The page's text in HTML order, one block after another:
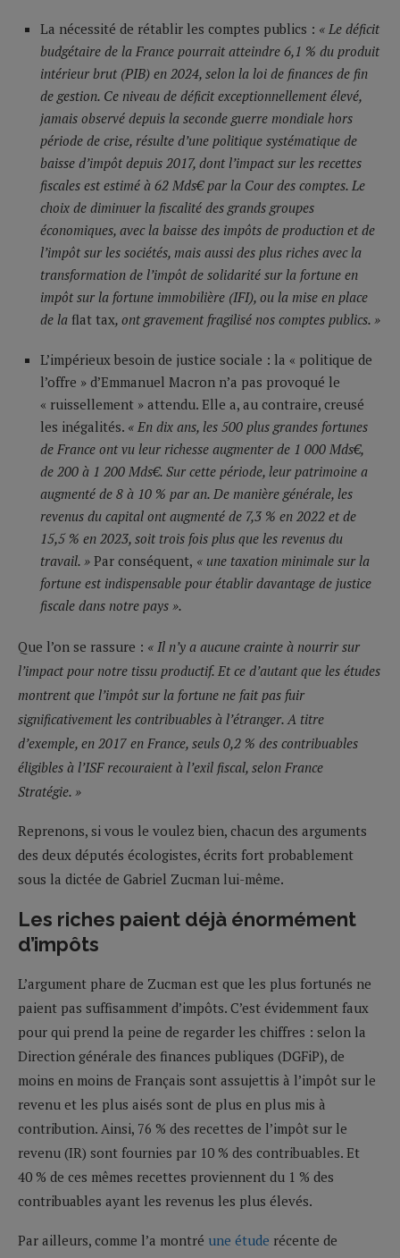
La nécessité de rétablir les comptes publics : « Le déficit
budgétaire de la France pourrait atteindre 6,1 % du produit
intérieur brut (PIB) en 2024, selon la loi de finances de fin
de gestion. Ce niveau de déficit exceptionnellement élevé,
jamais observé depuis la seconde guerre mondiale hors
période de crise, résulte d’une politique systématique de
baisse d’impôt depuis 2017, dont l’impact sur les recettes
fiscales est estimé à 62 Mds€ par la Cour des comptes. Le
choix de diminuer la fiscalité des grands groupes
économiques, avec la baisse des impôts de production et de
l’impôt sur les sociétés, mais aussi des plus riches avec la
transformation de l’impôt de solidarité sur la fortune en
impôt sur la fortune immobilière (IFI), ou la mise en place
de la flat tax, ont gravement fragilisé nos comptes publics. »
L’impérieux besoin de justice sociale : la « politique de
l’offre » d’Emmanuel Macron n’a pas provoqué le
« ruissellement » attendu. Elle a, au contraire, creusé
les inégalités. « En dix ans, les 500 plus grandes fortunes
de France ont vu leur richesse augmenter de 1 000 Mds€,
de 200 à 1 200 Mds€. Sur cette période, leur patrimoine a
augmenté de 8 à 10 % par an. De manière générale, les
revenus du capital ont augmenté de 7,3 % en 2022 et de
15,5 % en 2023, soit trois fois plus que les revenus du
travail. » Par conséquent, « une taxation minimale sur la
fortune est indispensable pour établir davantage de justice
fiscale dans notre pays ».
Que l’on se rassure : « Il n’y a aucune crainte à nourrir sur
l’impact pour notre tissu productif. Et ce d’autant que les études
montrent que l’impôt sur la fortune ne fait pas fuir
significativement les contribuables à l’étranger. A titre
d’exemple, en 2017 en France, seuls 0,2 % des contribuables
éligibles à l’ISF recouraient à l’exil fiscal, selon France
Stratégie. »
Reprenons, si vous le voulez bien, chacun des arguments
des deux députés écologistes, écrits fort probablement
sous la dictée de Gabriel Zucman lui-même.
Les riches paient déjà énormément
d’impôts
L’argument phare de Zucman est que les plus fortunés ne
paient pas suffisamment d’impôts. C’est évidemment faux
pour qui prend la peine de regarder les chiffres : selon la
Direction générale des finances publiques (DGFiP), de
moins en moins de Français sont assujettis à l’impôt sur le
revenu et les plus aisés sont de plus en plus mis à
contribution. Ainsi, 76 % des recettes de l’impôt sur le
revenu (IR) sont fournies par 10 % des contribuables. Et
40 % de ces mêmes recettes proviennent du 1 % des
contribuables ayant les revenus les plus élevés.
Par ailleurs, comme l’a montré une étude récente de